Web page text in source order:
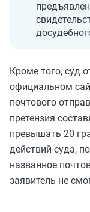
Кроме того, суд
официальном
почтового
претензия
превышать 20
действий суда,
названное
заявитель не